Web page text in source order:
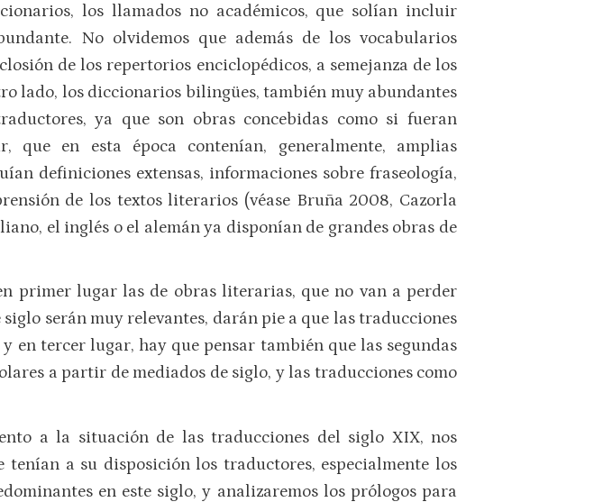
los llamados no académicos, que solían incluir
No olvidemos que además de los vocabularios
de los repertorios enciclopédicos, a semejanza de los
lado, los diccionarios bilingües, también muy abundantes
ya que son obras concebidas como si fueran
que en esta época contenían, generalmente, amplias
definiciones extensas, informaciones sobre fraseología,
de los textos literarios (véase Bruña 2008, Cazorla
el inglés o el alemán ya disponían de grandes obras de
primer lugar las de obras literarias, que no van a perder
serán muy relevantes, darán pie a que las traducciones
en tercer lugar, hay que pensar también que las segundas
a partir de mediados de siglo, y las traducciones como
a la situación de las traducciones del siglo XIX, nos
a su disposición los traductores, especialmente los
en este siglo, y analizaremos los prólogos para